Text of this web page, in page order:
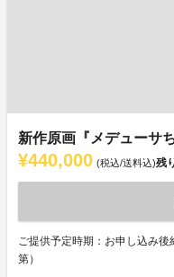
新作原画『メデューサ
¥440,000 (税込/送料込)残
ご提供予定時期：お申し込み
第）